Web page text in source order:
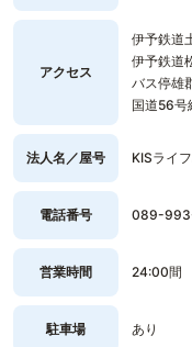
アクセス
伊予鉄道
伊予鉄道
バス停雄
国道56号
法人名／屋号 KISライ
電話番号 089-
営業時間 24:00間
駐車場 あり